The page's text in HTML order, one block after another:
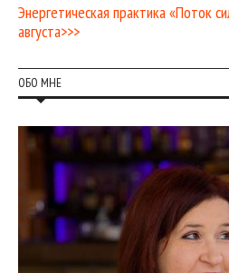
Энергетическая практика «Поток
августа>>>
ОБО МНЕ